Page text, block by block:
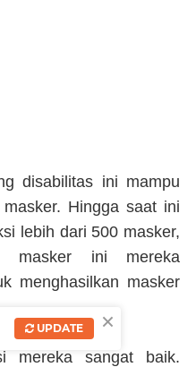
disabilitas ini mampu
Hingga saat ini
lebih dari 500 masker,
masker ini mereka
menghasilkan masker
mereka sangat baik.
×
UPDATE